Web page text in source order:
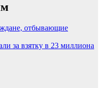
отбывающие
за взятку в 23 миллиона